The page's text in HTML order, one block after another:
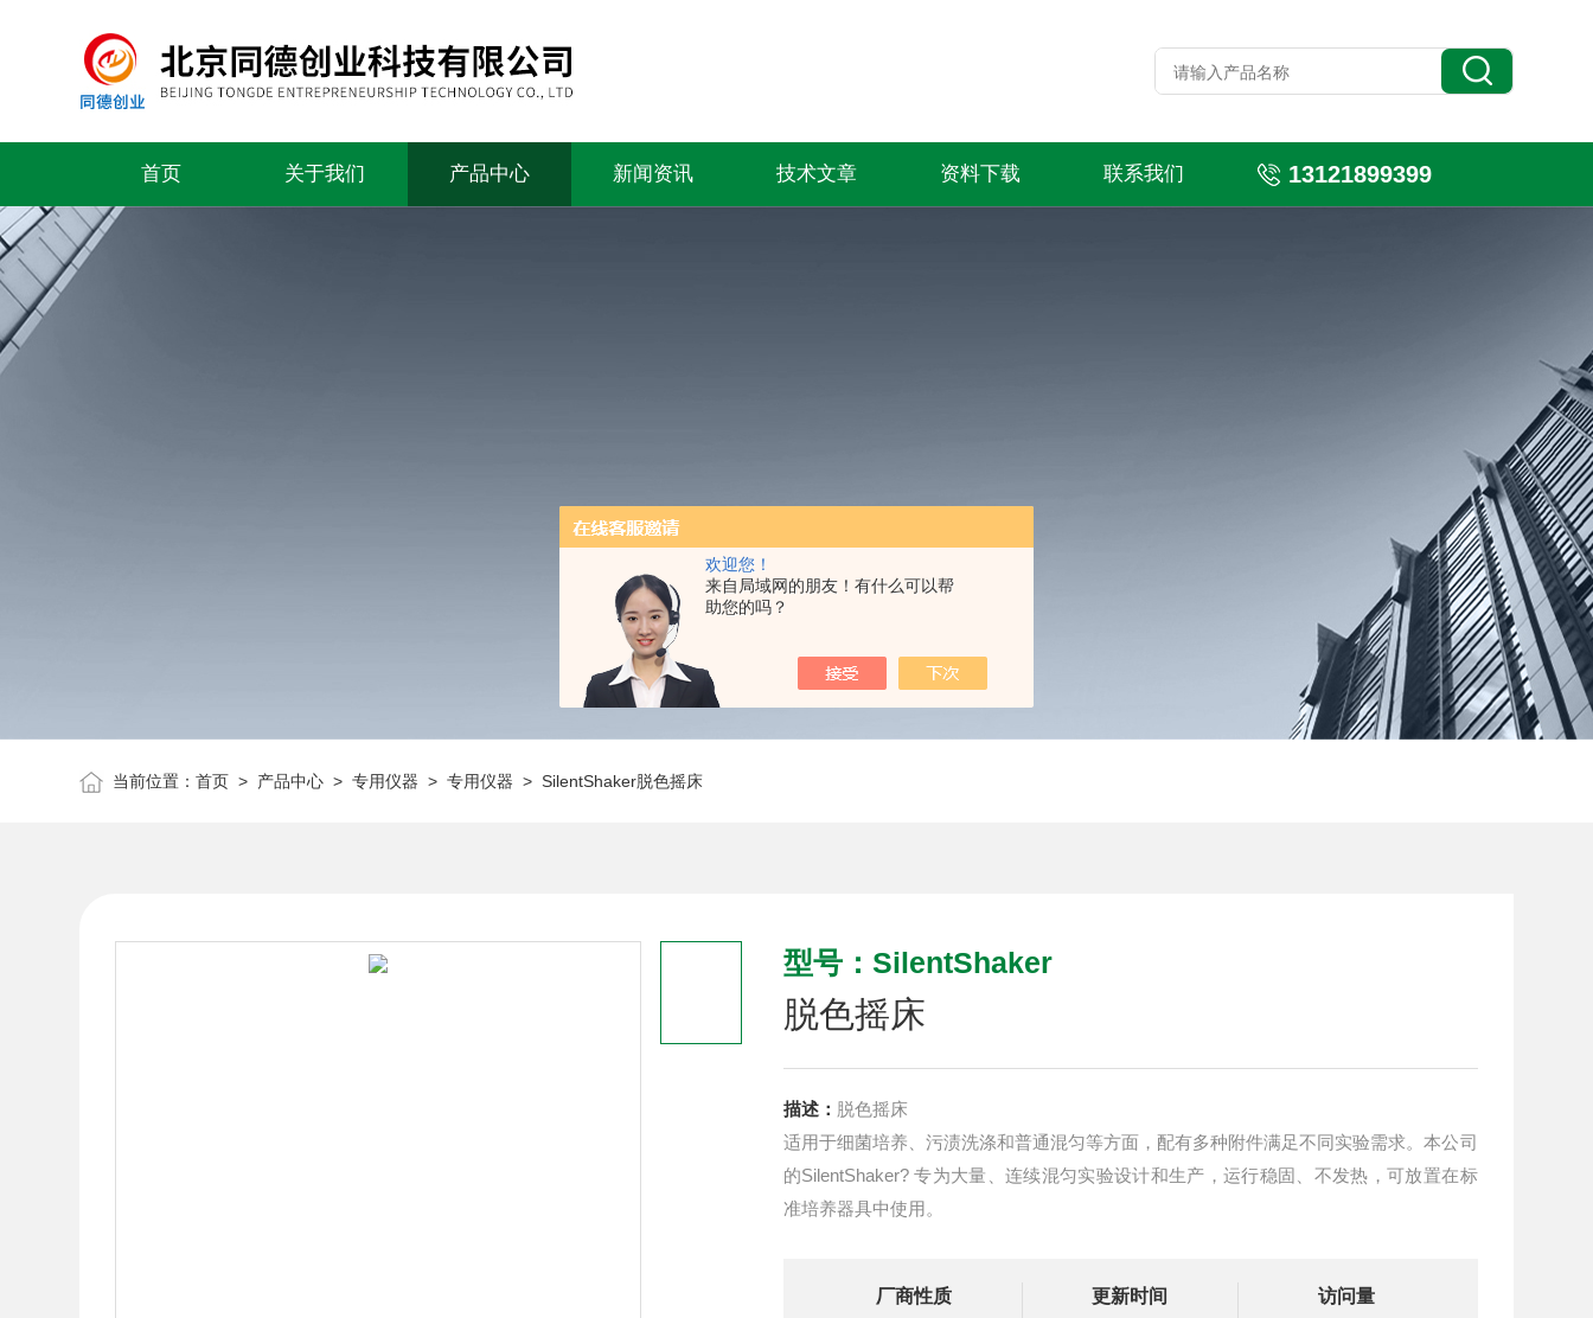
欢迎您！
来自局域网的朋友！有什么可以帮
助您的吗？
首页 关于我们 产品中心 新闻资讯 技术文章 资料下载 联系我们 13121899399
当前位置：首页 > 产品中心 >专用仪器 >专用仪器 > SilentShaker脱色摇床
型号：SilentShaker
脱色摇床
描述： 脱色摇床
适用于细菌培养、污渍洗涤和普通混匀等方面，配有多种附件满足不同实验需求。本公司
的SilentShaker? 专为大量、连续混匀实验设计和生产，运行稳固、不发热，可放置在标
准培养器具中使用。
厂商性质 更新时间 访问量